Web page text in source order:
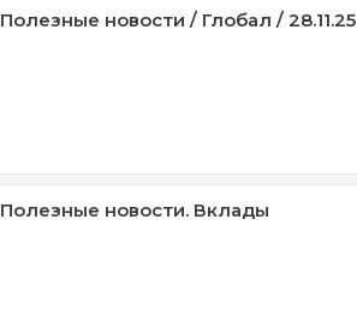
Полезные новости / Глобал / 28.11.25
Полезные новости. Вклады